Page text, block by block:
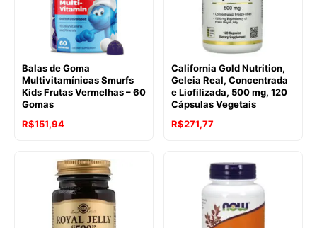
Balas de Goma
Multivitamínicas Smurfs
Kids Frutas Vermelhas – 60
Gomas
R$151,94
California Gold Nutrition,
Geleia Real, Concentrada
e Liofilizada, 500 mg, 120
Cápsulas Vegetais
R$271,77